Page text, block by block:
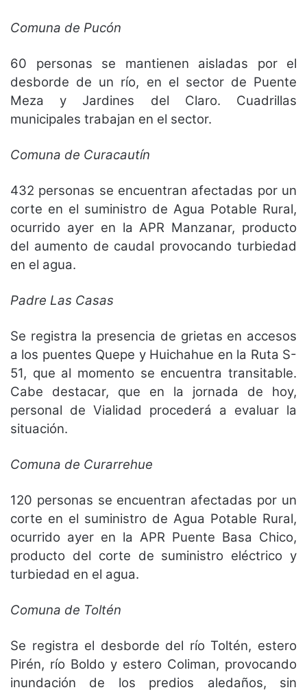
Comuna de Pucón
60 personas se mantienen aisladas por el
desborde de un río, en el sector de Puente
Meza y Jardines del Claro. Cuadrillas
municipales trabajan en el sector.
Comuna de Curacautín
432 personas se encuentran afectadas por un
corte en el suministro de Agua Potable Rural,
ocurrido ayer en la APR Manzanar, producto
del aumento de caudal provocando turbiedad
en el agua.
Padre Las Casas
Se registra la presencia de grietas en accesos
a los puentes Quepe y Huichahue en la Ruta S-
51, que al momento se encuentra transitable.
Cabe destacar, que en la jornada de hoy,
personal de Vialidad procederá a evaluar la
situación.
Comuna de Curarrehue
120 personas se encuentran afectadas por un
corte en el suministro de Agua Potable Rural,
ocurrido ayer en la APR Puente Basa Chico,
producto del corte de suministro eléctrico y
turbiedad en el agua.
Comuna de Toltén
Se registra el desborde del río Toltén, estero
Pirén, río Boldo y estero Coliman, provocando
inundación de los predios aledaños, sin